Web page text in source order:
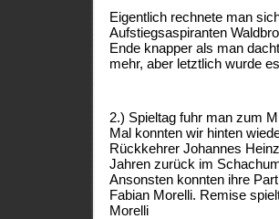
Eigentlich rechnete man
Aufstiegsaspiranten
Ende knapper als man
mehr, aber letztlich wurde
2.) Spieltag fuhr man zum
Mal konnten wir hinten
Rückkehrer Johannes
Jahren zurück im
Ansonsten konnten ihre
Fabian Morelli. Remise
Morelli